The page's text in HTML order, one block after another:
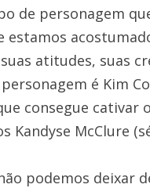
de personagem
estamos
atitudes, suas
é Kim
consegue
Kandyse McClure
podemos deixar